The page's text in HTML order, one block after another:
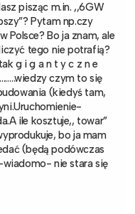
pisząc m.in. ,,6GW
Pytam np.czy
Polsce? Bo ja znam, ale
tego nie potrafią?
g i g a n t y c z n e
czym to się
(kiedyś tam,
ile kosztuje,, towar”
bo ja mam
(będą podówczas
wiadomo- nie stara się